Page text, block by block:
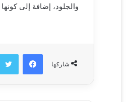
والجلود، إضافة إلى
شاركها
فيسبوك